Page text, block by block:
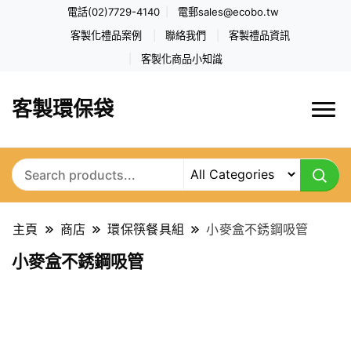
電話(02)7729-4140 電郵sales@ecobo.tw
客製化禮品案例 聯絡我們 客製禮品資訊
客製化商品小知識
客製環保袋
主頁 商店 環保筷餐具組 小麥盒不銹鋼吸管
小麥盒不銹鋼吸管